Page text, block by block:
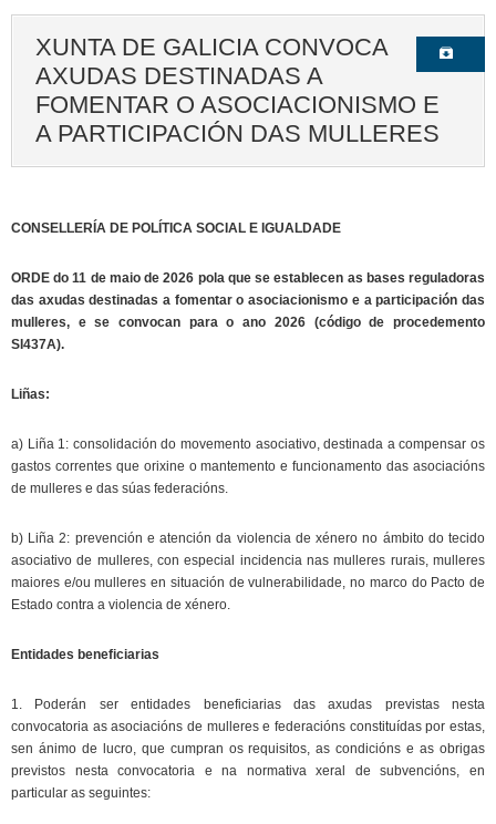
XUNTA DE GALICIA CONVOCA
AXUDAS DESTINADAS A
FOMENTAR O ASOCIACIONISMO E
A PARTICIPACIÓN DAS MULLERES
CONSELLERÍA DE POLÍTICA SOCIAL E IGUALDADE
ORDE do 11 de maio de 2026 pola que se establecen as bases reguladoras
das axudas destinadas a fomentar o asociacionismo e a participación das
mulleres, e se convocan para o ano 2026 (código de procedemento
SI437A).
Liñas:
a) Liña 1: consolidación do movemento asociativo, destinada a compensar os
gastos correntes que orixine o mantemento e funcionamento das asociacións
de mulleres e das súas federacións.
b) Liña 2: prevención e atención da violencia de xénero no ámbito do tecido
asociativo de mulleres, con especial incidencia nas mulleres rurais, mulleres
maiores e/ou mulleres en situación de vulnerabilidade, no marco do Pacto de
Estado contra a violencia de xénero.
Entidades beneficiarias
1. Poderán ser entidades beneficiarias das axudas previstas nesta
convocatoria as asociacións de mulleres e federacións constituídas por estas,
sen ánimo de lucro, que cumpran os requisitos, as condicións e as obrigas
previstos nesta convocatoria e na normativa xeral de subvencións, en
particular as seguintes: